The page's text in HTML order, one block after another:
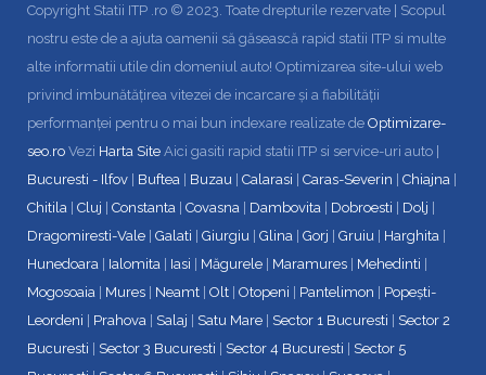
Copyright Statii ITP .ro © 2023. Toate drepturile rezervate | Scopul
nostru este de a ajuta oamenii să găsească rapid statii ITP si multe
alte informatii utile din domeniul auto! Optimizarea site-ului web
privind imbunătățirea vitezei de incarcare și a fiabilității
performanței pentru o mai bun indexare realizate de Optimizare-
seo.ro Vezi Harta Site Aici gasiti rapid statii ITP si service-uri auto |
Bucuresti - Ilfov | Buftea | Buzau | Calarasi | Caras-Severin | Chiajna |
Chitila | Cluj | Constanta | Covasna | Dambovita | Dobroesti | Dolj |
Dragomiresti-Vale | Galati | Giurgiu | Glina | Gorj | Gruiu | Harghita |
Hunedoara | Ialomita | Iasi | Măgurele | Maramures | Mehedinti |
Mogosoaia | Mures | Neamt | Olt | Otopeni | Pantelimon | Popești-
Leordeni | Prahova | Salaj | Satu Mare | Sector 1 Bucuresti | Sector 2
Bucuresti | Sector 3 Bucuresti | Sector 4 Bucuresti | Sector 5